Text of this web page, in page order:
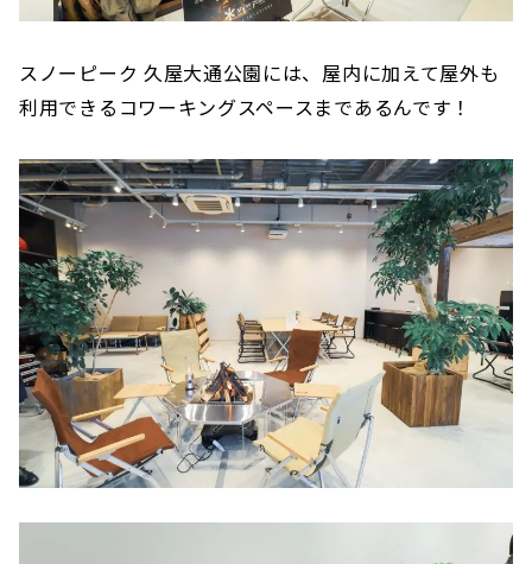
スノーピーク 久屋大通公園には、屋内に加えて屋外も
利用できるコワーキングスペースまであるんです！